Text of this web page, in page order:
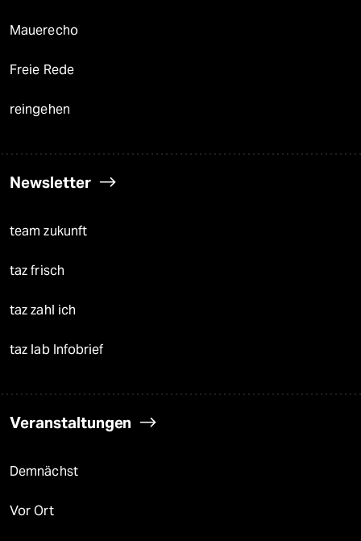
Mauerecho
Freie Rede
reingehen
Newsletter
team zukunft
taz frisch
taz zahl ich
taz lab Infobrief
Veranstaltungen
Demnächst
Vor Ort